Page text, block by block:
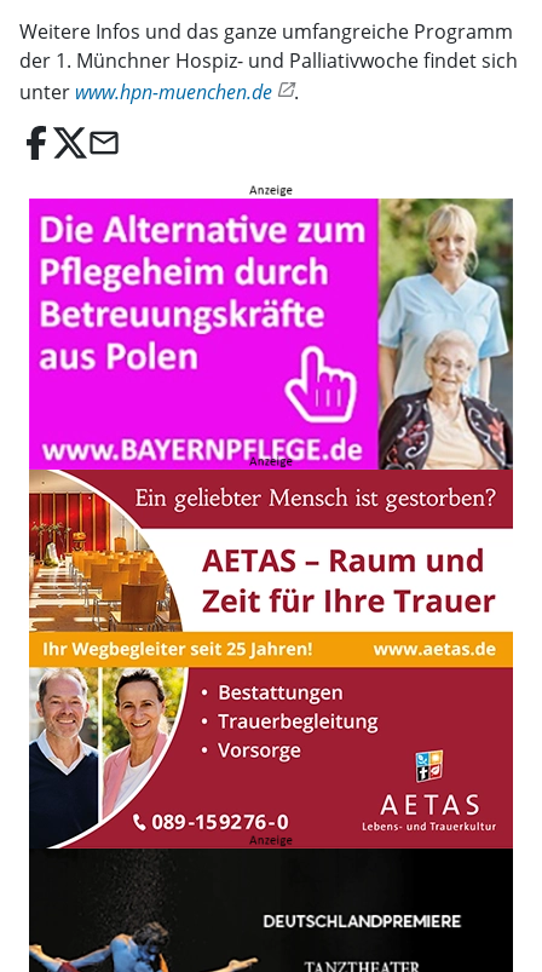
Weitere Infos und das ganze umfangreiche Programm
der 1. Münchner Hospiz- und Palliativwoche findet sich
unter www.hpn-muenchen.de .
email